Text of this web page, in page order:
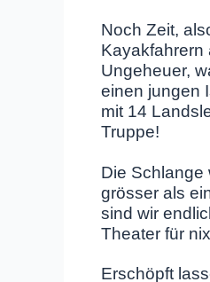
Noch Zeit,
Kayakfahrern
Ungeheuer,
einen jungen
mit 14
Truppe!
Die Schlange
grösser als
sind wir
Theater für
Erschöpft